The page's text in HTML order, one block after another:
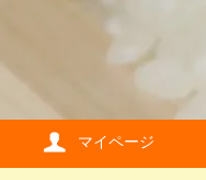
マイページ